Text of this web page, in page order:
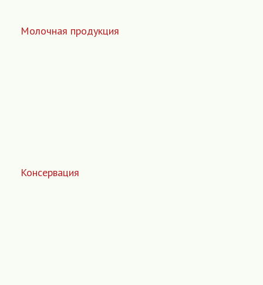
Молочная продукция
Консервация